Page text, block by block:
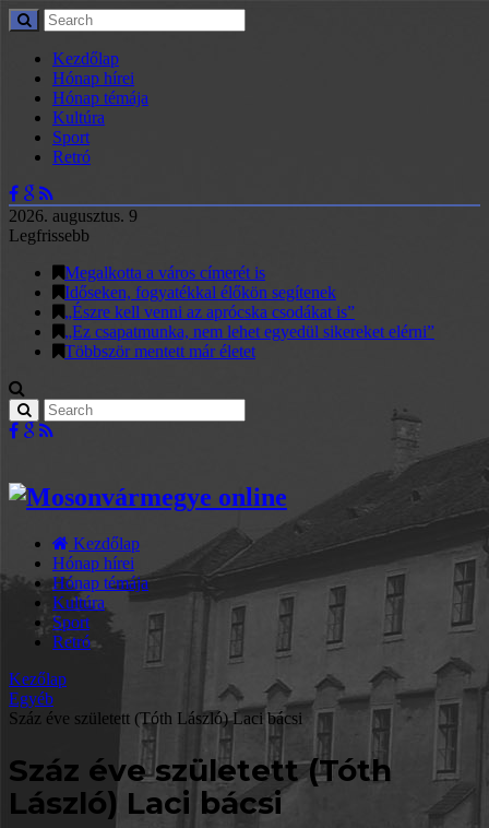
Kezdőlap
Hónap hírei
Hónap témája
Kultúra
Sport
Retró
2026. augusztus. 9
Legfrissebb
Megalkotta a város címerét is
Időseken, fogyatékkal élőkön segítenek
„Észre kell venni az aprócska csodákat is”
„Ez csapatmunka, nem lehet egyedül sikereket elérni”
Többször mentett már életet
Kezdőlap
Hónap hírei
Hónap témája
Kultúra
Sport
Retró
Kezőlap
Egyéb
Száz éve született (Tóth László) Laci bácsi
Száz éve született (Tóth
László) Laci bácsi